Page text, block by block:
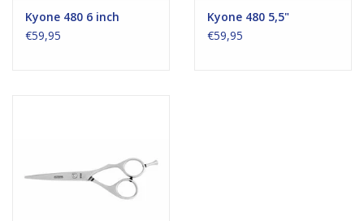
Kyone 480 6 inch
€59,95
Kyone 480 5,5"
€59,95